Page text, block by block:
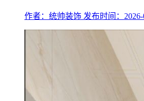
作者：统帅装饰 发布时间：2026-